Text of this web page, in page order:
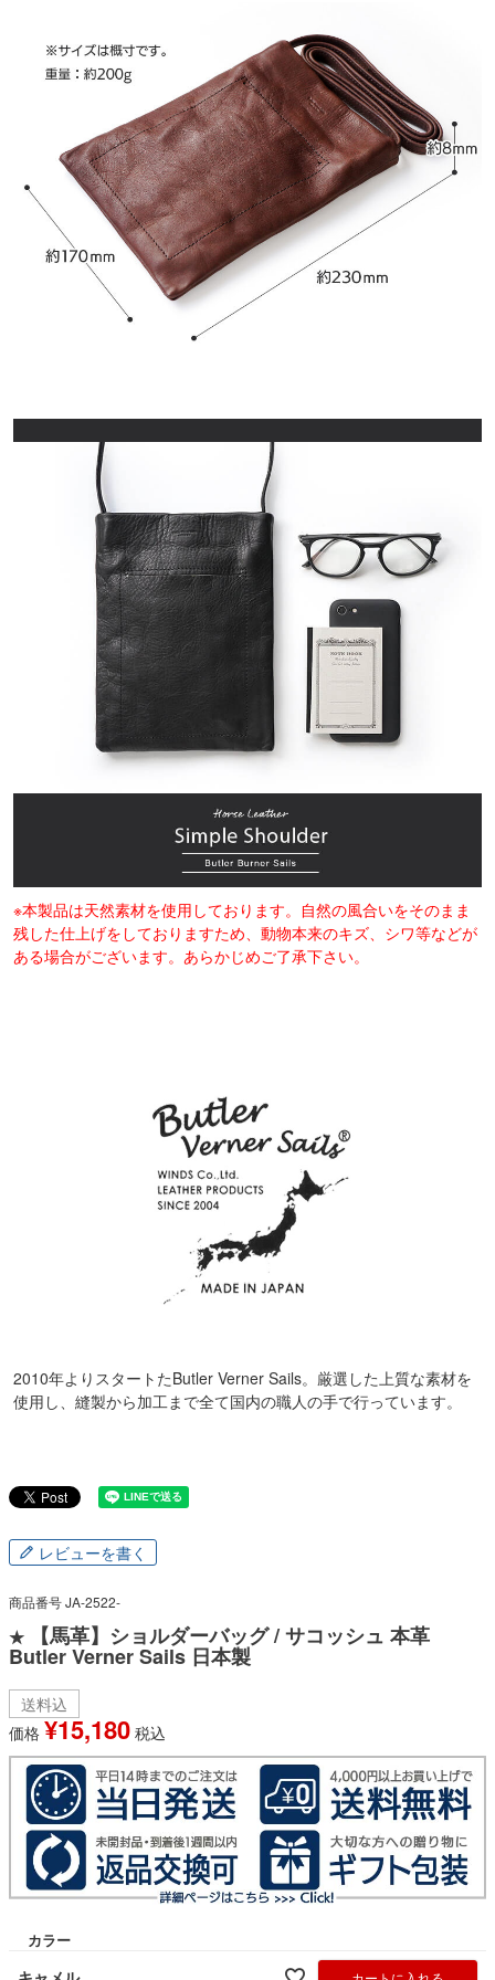
※本製品は天然素材を使用しております。自然の風合いをそのまま
残した仕上げをしておりますため、動物本来のキズ、シワ等などが
ある場合がございます。あらかじめご了承下さい。
2010年よりスタートたButler Verner Sails。厳選した上質な素材を
使用し、縫製から加工まで全て国内の職人の手で行っています。
レビューを書く
商品番号JA-2522-
★ 【馬革】ショルダーバッグ / サコッシュ 本革
Butler Verner Sails 日本製
送料込
価格 ¥15,180 税込
カラー